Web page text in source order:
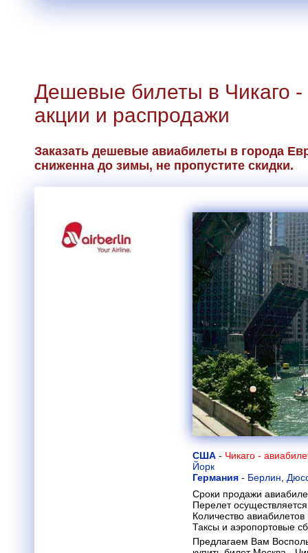
Дешевые билеты в Чикаго -
акции и распродажи
Заказать дешевые авиабилеты в города
сниженна до зимы, не пропустите скидки.
США - Чикаго -
Йорк
Германия - Берлин,
Сроки продажи
Перелет
Количество
Таксы и аэропортовые
Предлагаем Вам